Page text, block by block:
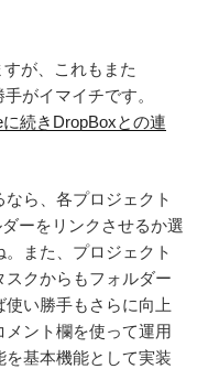
が、これもまた
がイマイチです。
続きDropBoxとの連
ら、各プロジェクト
ーをリンクさせるか選
また、プロジェクト
クからもフォルダー
い勝手もさらに向上
ント欄を使って運用
を基本機能として実装